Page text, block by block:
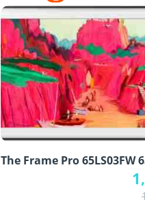
The Frame Pro 65LS03FW